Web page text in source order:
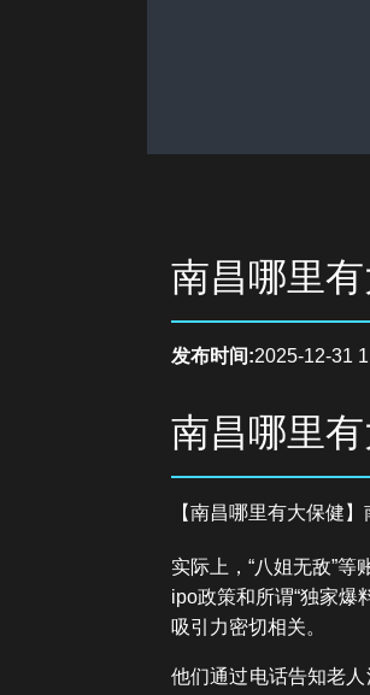
南昌哪里
发布时间:2025-12-31
南昌哪里
【南昌哪里有大保健
实际上，“八姐无敌”等
ipo政策和所谓“独家爆
吸引力密切相关。
他们通过电话告知老